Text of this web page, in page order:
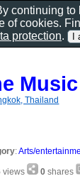
Thailand
:Arts/
views 0 shares
continuing to
of cookies.
protection.